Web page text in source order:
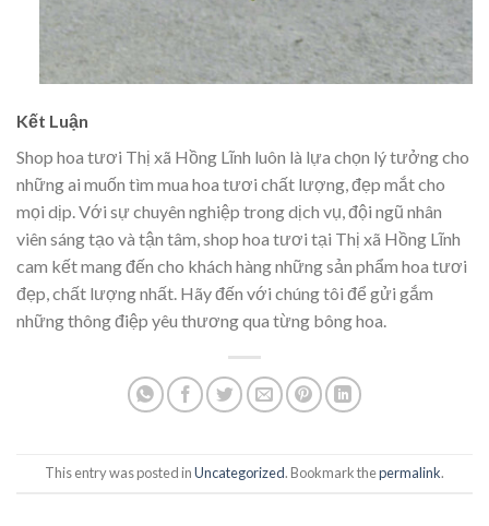
Kết Luận
Shop hoa tươi Thị xã Hồng Lĩnh luôn là lựa chọn lý tưởng cho
những ai muốn tìm mua hoa tươi chất lượng, đẹp mắt cho
mọi dịp. Với sự chuyên nghiệp trong dịch vụ, đội ngũ nhân
viên sáng tạo và tận tâm, shop hoa tươi tại Thị xã Hồng Lĩnh
cam kết mang đến cho khách hàng những sản phẩm hoa tươi
đẹp, chất lượng nhất. Hãy đến với chúng tôi để gửi gắm
những thông điệp yêu thương qua từng bông hoa.
This entry was posted inUncategorized. Bookmark thepermalink.